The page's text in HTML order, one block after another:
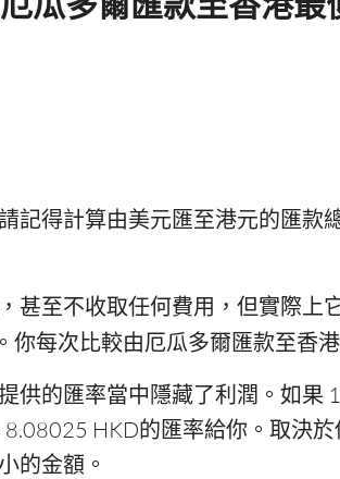
記得計算由美元匯至港元的匯款
甚至不收取任何費用，但實際上
。你每次比較由厄瓜多爾匯款至香
供的匯率當中隱藏了利潤。如果
8.08025 HKD的匯率給你。取決
的金額。